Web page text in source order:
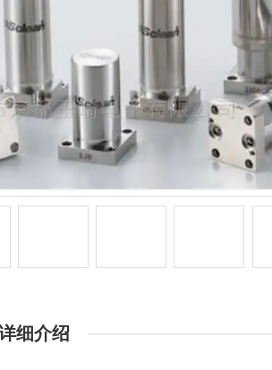
细介绍